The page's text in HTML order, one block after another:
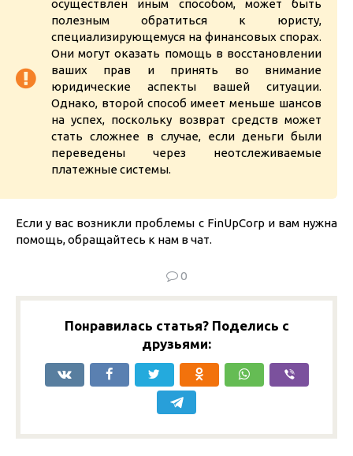
осуществлен иным способом, может быть
полезным обратиться к юристу,
специализирующемуся на финансовых спорах.
Они могут оказать помощь в восстановлении
ваших прав и принять во внимание
юридические аспекты вашей ситуации.
Однако, второй способ имеет меньше шансов
на успех, поскольку возврат средств может
стать сложнее в случае, если деньги были
переведены через неотслеживаемые
платежные системы.
Если у вас возникли проблемы с FinUpCorp и вам нужна
помощь, обращайтесь к нам в чат.
0
Понравилась статья? Поделись с
друзьями: